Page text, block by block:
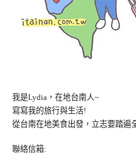
我是Lydia，在地台南人~
寫寫我的旅行與生活!
從台南在地美食出發，立志要踏遍
聯絡信箱: